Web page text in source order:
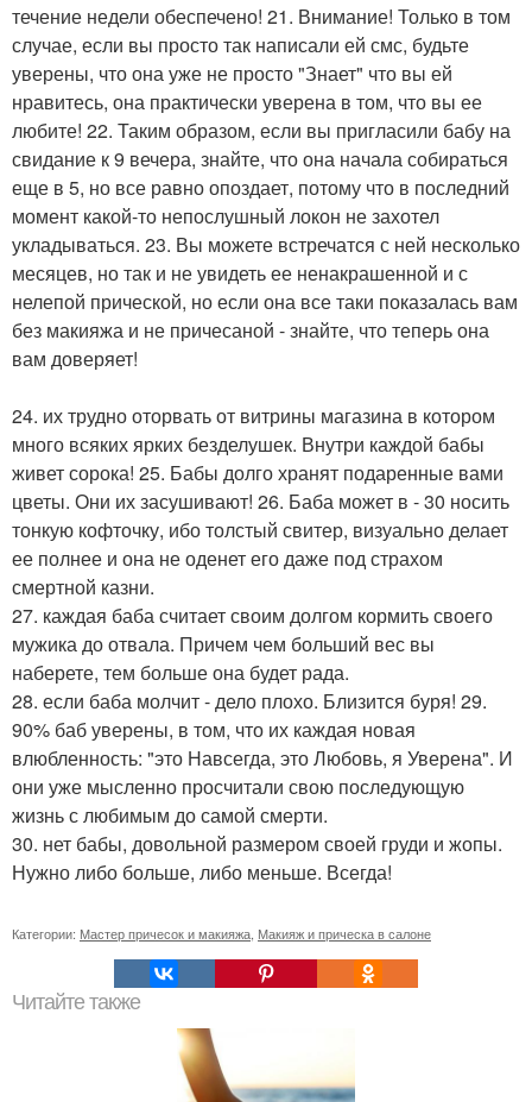
течение недели обеспечено! 21. Внимание! Только в том
случае, если вы просто так написали ей смс, будьте
уверены, что она уже не просто "Знает" что вы ей
нравитесь, она практически уверена в том, что вы ее
любите! 22. Таким образом, если вы пригласили бабу на
свидание к 9 вечера, знайте, что она начала собираться
еще в 5, но все равно опоздает, потому что в последний
момент какой-то непослушный локон не захотел
укладываться. 23. Вы можете встречатся с ней несколько
месяцев, но так и не увидеть ее ненакрашенной и с
нелепой прической, но если она все таки показалась вам
без макияжа и не причесаной - знайте, что теперь она
вам доверяет!
24. их трудно оторвать от витрины магазина в котором
много всяких ярких безделушек. Внутри каждой бабы
живет сорока! 25. Бабы долго хранят подаренные вами
цветы. Они их засушивают! 26. Баба может в - 30 носить
тонкую кофточку, ибо толстый свитер, визуально делает
ее полнее и она не оденет его даже под страхом
смертной казни.
27. каждая баба считает своим долгом кормить своего
мужика до отвала. Причем чем больший вес вы
наберете, тем больше она будет рада.
28. если баба молчит - дело плохо. Близится буря! 29.
90% баб уверены, в том, что их каждая новая
влюбленность: "это Навсегда, это Любовь, я Уверена". И
они уже мысленно просчитали свою последующую
жизнь с любимым до самой смерти.
30. нет бабы, довольной размером своей груди и жопы.
Нужно либо больше, либо меньше. Всегда!
Категории: Мастер причесок и макияжа Макияж и прическа в салоне
Читайте также